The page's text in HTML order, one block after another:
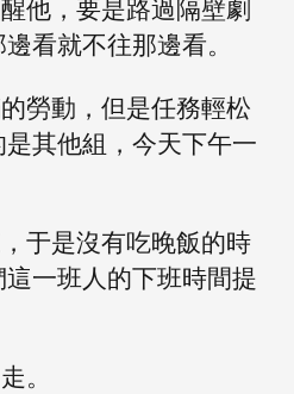
他，要是路過隔壁劇
看就不往那邊看。
勞動，但是任務輕松
其他組，今天下午一
于是沒有吃晚飯的時
一班人的下班時間提
。